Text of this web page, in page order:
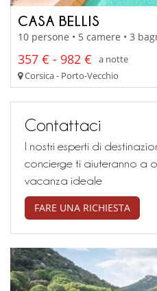
CASA BELLIS
10 persone • 5 camere • 3
357 € - 982 €
a notte
Corsica - Porto-Vecchio
Contattaci
I nostri esperti di
concierge ti aiuteranno a
vacanza ideale
FARE UNA RICHIESTA